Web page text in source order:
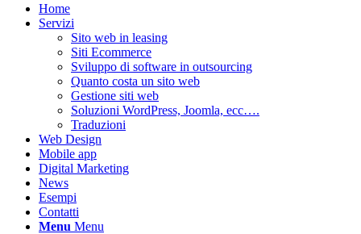
Home
Servizi
Sito web in leasing
Siti Ecommerce
Sviluppo di software in outsourcing
Quanto costa un sito web
Gestione siti web
Soluzioni WordPress, Joomla, ecc….
Traduzioni
Web Design
Mobile app
Digital Marketing
News
Esempi
Contatti
Menu Menu